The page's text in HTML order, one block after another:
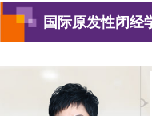
国际原发性闭经